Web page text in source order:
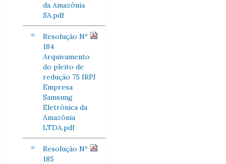
da Amazônia
SA.pdf
Resolução Nº
184
Arquivamento
do pleito de
redução 75 IRPJ
Empresa
Samsung
Eletrônica da
Amazônia
LTDA.pdf
Resolução Nº
185